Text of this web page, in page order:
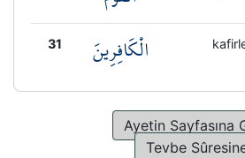
31 الْكَافِرِينَ
Ayetin Sayfasına
Tevbe